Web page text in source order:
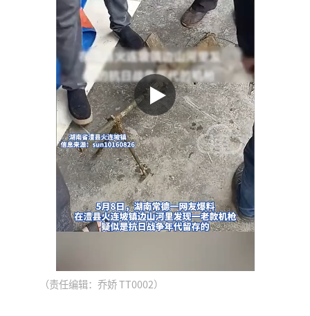
（责任编辑：乔娇 TT0002）